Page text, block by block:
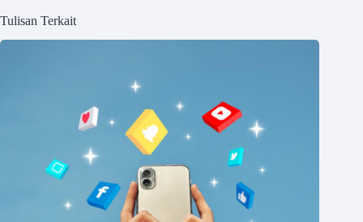
Tulisan Terkait